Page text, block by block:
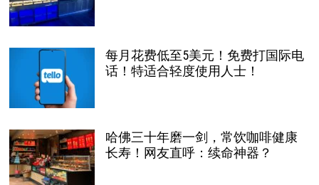
每月花费低至5美元！免费打国际电
话！特适合轻度使用人士！
哈佛三十年磨一剑，常饮咖啡健康
长寿！网友直呼：续命神器？